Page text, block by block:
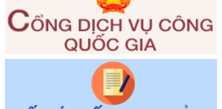
Số kí hiệu:
351/2025/NĐ-CP
Tên: Nghị định số 351/2025/NĐ-CP của Chính phủ: Quy
định chuẩn nghèo đa chiều quốc gia giai đoạn 2026 - 2030
Ngày ban hành: 29/12/2026
Số kí hiệu:3014/QĐ-UBND
Tên: Quyết định về việc công bố danh mục thủ tục hành
chính ban hành mới, sửa đổi bổ sung trong lĩnh vực hỗ trợ
đầu tư, lĩnh vực đấu thầu lựa chọn nhà thầu thuộc thẩm
quyền giải quyết của Sở Tài chính và Ban Quản lý Khu kinh